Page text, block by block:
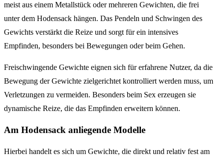
meist aus einem Metallstück oder mehreren Gewichten, die frei
unter dem Hodensack hängen. Das Pendeln und Schwingen des
Gewichts verstärkt die Reize und sorgt für ein intensives
Empfinden, besonders bei Bewegungen oder beim Gehen.
Freischwingende Gewichte eignen sich für erfahrene Nutzer, da die
Bewegung der Gewichte zielgerichtet kontrolliert werden muss, um
Verletzungen zu vermeiden. Besonders beim Sex erzeugen sie
dynamische Reize, die das Empfinden erweitern können.
Am Hodensack anliegende Modelle
Hierbei handelt es sich um Gewichte, die direkt und relativ fest am